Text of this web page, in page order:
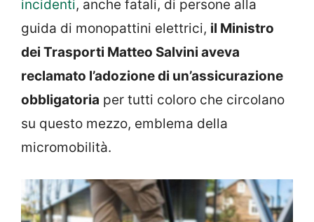
incidenti, anche fatali, di persone alla
guida di monopattini elettrici, il Ministro
dei Trasporti Matteo Salvini aveva
reclamato l’adozione di un’assicurazione
obbligatoria per tutti coloro che circolano
su questo mezzo, emblema della
micromobilità.